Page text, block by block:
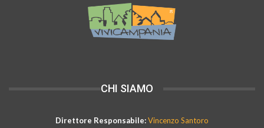
CHI SIAMO
Direttore Responsabile:Vincenzo Santoro